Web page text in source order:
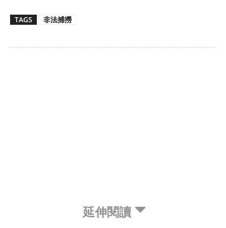
TAGS 非法捕撈
延伸閱讀